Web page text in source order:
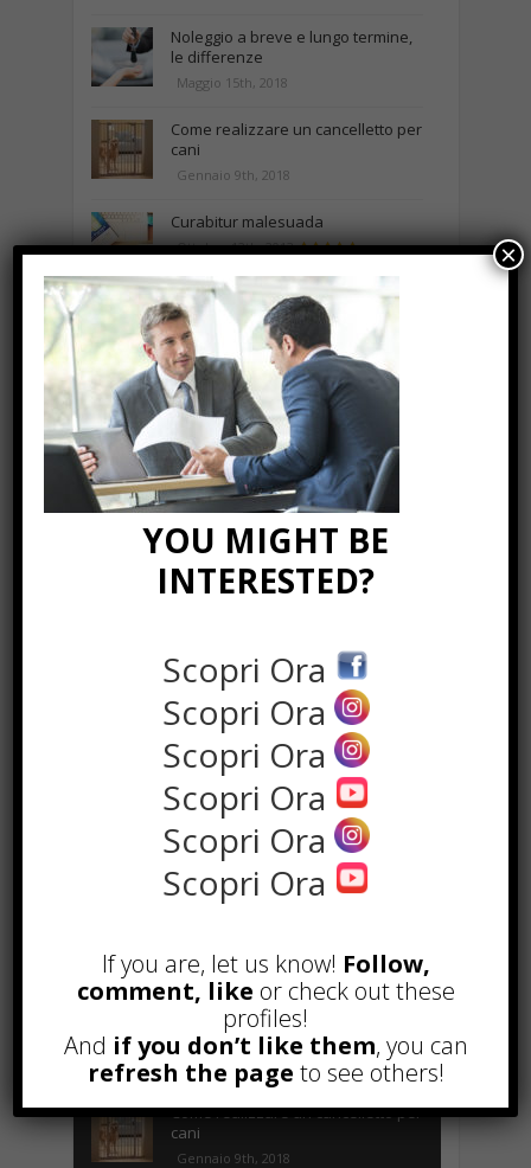
Noleggio a breve e lungo termine,
le differenze
Maggio 15th, 2018
Come realizzare un cancelletto per
cani
Gennaio 9th, 2018
Curabitur malesuada
Ottobre 12th, 2013
NEWS IN UNA FOTO
POPOLARI
Agosto 27th, 2017
Noleggio a breve e lungo termine,
le differenze
Maggio 15th, 2018
Come realizzare un cancelletto per
cani
Gennaio 9th, 2018
YOU MIGHT BE
INTERESTED?
Scopri Ora
Scopri Ora
Scopri Ora
Scopri Ora
Scopri Ora
Scopri Ora
If you are, let us know! Follow,
comment, like or check out these
profiles!
And if you don’t like them, you can
refresh the page to see others!
×